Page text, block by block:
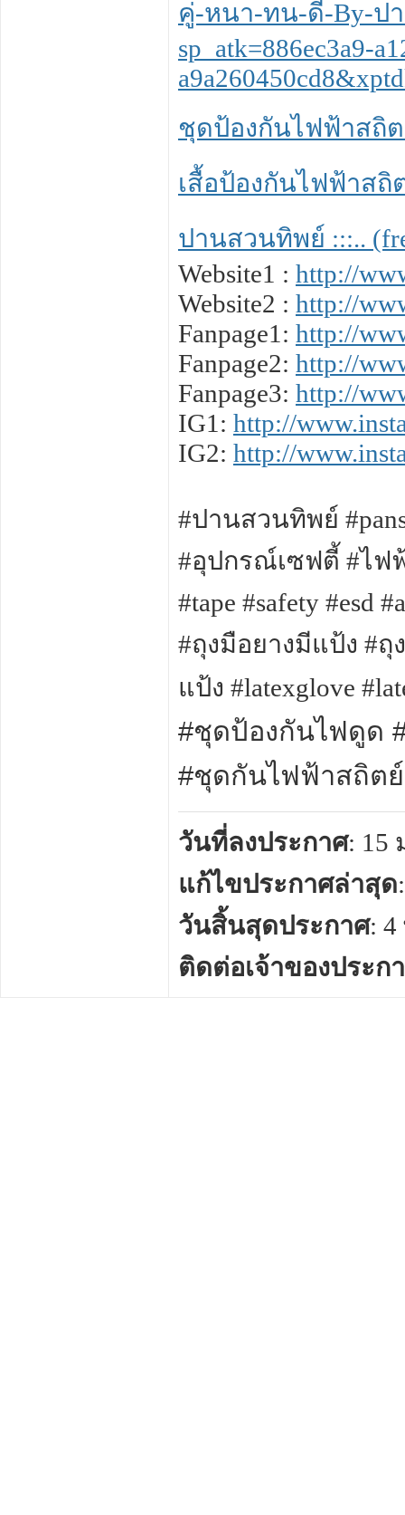
คู่-หนา-ทน-ดี-By-ปา
sp_atk=886ec3a9-
ชุดป้องกันไฟฟ้าสถิตย์
เสื้อป้องกันไฟฟ้าสถิต
ปานสวนทิพย์ :::..
Website1 : http://
Website2 : http://
Fanpage1: http://
Fanpage2: http://
Fanpage3: http://
IG1: http://
IG2: http://
#ปานสวนทิพย์
#อุปกรณ์เซฟตี้ #ไฟ
#tape #safety #esd
#ถุงมือยางมีแป้ง #
แป้ง #latexglove
#ชุดป้องกันไฟดูด
#ชุดกันไฟฟ้าสถิตย์
วันที่ลงประกาศ: 15
แก้ไขประกาศล่าสุด
วันสิ้นสุดประกาศ: 4
ติดต่อเจ้าของประก